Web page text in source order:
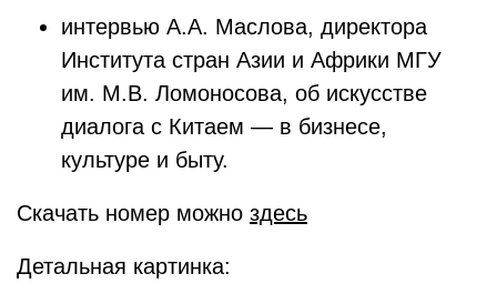
интервью А.А. Маслова, директора
Института стран Азии и Африки МГУ
им. М.В. Ломоносова, об искусстве
диалога с Китаем — в бизнесе,
культуре и быту.
Скачать номер можно здесь
Детальная картинка: